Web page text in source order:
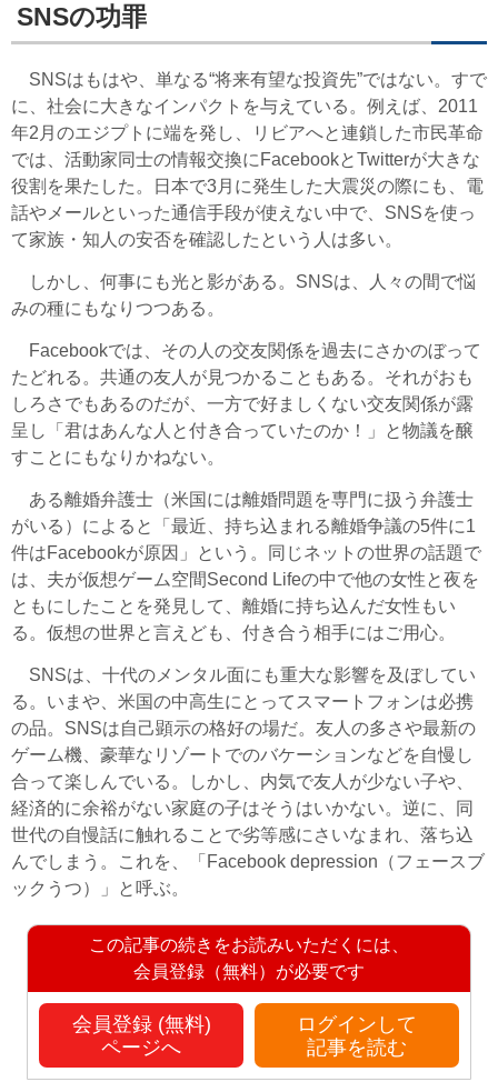
SNSの功罪
SNSはもはや、単なる“将来有望な投資先”ではない。すで
に、社会に大きなインパクトを与えている。例えば、2011
年2月のエジプトに端を発し、リビアへと連鎖した市民革命
では、活動家同士の情報交換にFacebookとTwitterが大きな
役割を果たした。日本で3月に発生した大震災の際にも、電
話やメールといった通信手段が使えない中で、SNSを使っ
て家族・知人の安否を確認したという人は多い。
しかし、何事にも光と影がある。SNSは、人々の間で悩
みの種にもなりつつある。
Facebookでは、その人の交友関係を過去にさかのぼって
たどれる。共通の友人が見つかることもある。それがおも
しろさでもあるのだが、一方で好ましくない交友関係が露
呈し「君はあんな人と付き合っていたのか！」と物議を醸
すことにもなりかねない。
ある離婚弁護士（米国には離婚問題を専門に扱う弁護士
がいる）によると「最近、持ち込まれる離婚争議の5件に1
件はFacebookが原因」という。同じネットの世界の話題で
は、夫が仮想ゲーム空間Second Lifeの中で他の女性と夜を
ともにしたことを発見して、離婚に持ち込んだ女性もい
る。仮想の世界と言えども、付き合う相手にはご用心。
SNSは、十代のメンタル面にも重大な影響を及ぼしてい
る。いまや、米国の中高生にとってスマートフォンは必携
の品。SNSは自己顕示の格好の場だ。友人の多さや最新の
ゲーム機、豪華なリゾートでのバケーションなどを自慢し
合って楽しんでいる。しかし、内気で友人が少ない子や、
経済的に余裕がない家庭の子はそうはいかない。逆に、同
世代の自慢話に触れることで劣等感にさいなまれ、落ち込
んでしまう。これを、「Facebook depression（フェースブ
ックうつ）」と呼ぶ。
この記事の続きをお読みいただくには、
会員登録（無料）が必要です
会員登録 (無料)
ページへ
ログインして
記事を読む